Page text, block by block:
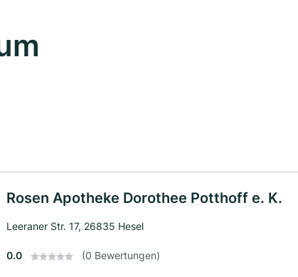
Rosen Apotheke Dorothee Potthoff e. K.
Leeraner Str. 17, 26835 Hesel
0.0 (0 Bewertungen)